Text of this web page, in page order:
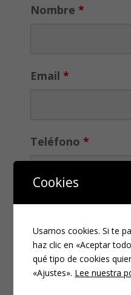
Nombre *
Email *
Teléfono *
Cookies
Usamos cookies. Si te
haz clic en «Aceptar
qué tipo de cookies
«Ajustes». Lee nuestra